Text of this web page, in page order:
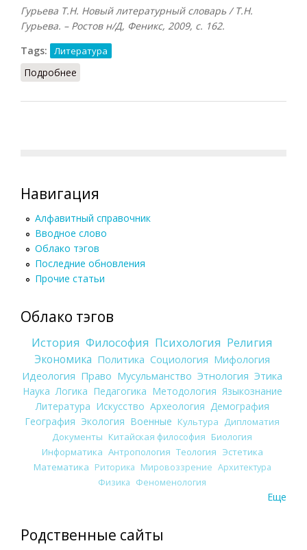
Гурьева Т.Н. Новый литературный словарь / Т.Н.
Гурьева. – Ростов н/Д, Феникс, 2009, с. 162.
Tags:
Литература
Подробнее
Навигация
Алфавитный справочник
Вводное слово
Облако тэгов
Последние обновления
Прочие статьи
Облако тэгов
История Философия Психология Религия
Экономика Политика Социология Мифология
Идеология Право Мусульманство Этнология Этика
Наука Логика Педагогика Методология Языкознание
Литература Искусство Археология Демография
География Экология Военные Культура
Дипломатия
Документы Китайская философия Биология
Информатика Антропология Теология Эстетика
Математика Риторика Мировоззрение Архитектура
Физика Феноменология
Еще
Родственные сайты